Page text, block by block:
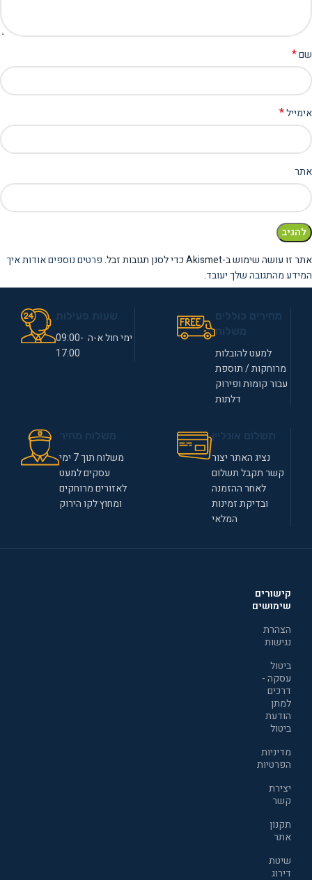
שם*
אימייל*
אתר
אתר זו עושה שימוש ב-Akismet כדי לסנן תגובות זבל.
פרטים נוספים אודות איך
המידע מהתגובה שלך יעובד.
למעט להובלות
מרוחקות / תוספת
עבור קומות ופירוק
דלתות
ימי חול א-ה 09:00-
17:00
נציג האתר יצור
קשר תקבל תשלום
לאחר ההזמנה
ובדיקת זמינות
המלאי
משלוח תוך 7 ימי
עסקים למעט
לאזורים מרוחקים
ומחוץ לקו הירוק
קישורים
שימושים
הצהרת
נגישות
ביטול
עסקה -
דרכים
למתן
הודעת
ביטול
מדיניות
הפרטיות
יצירת
קשר
תקנון
אתר
שיטת
דירוג